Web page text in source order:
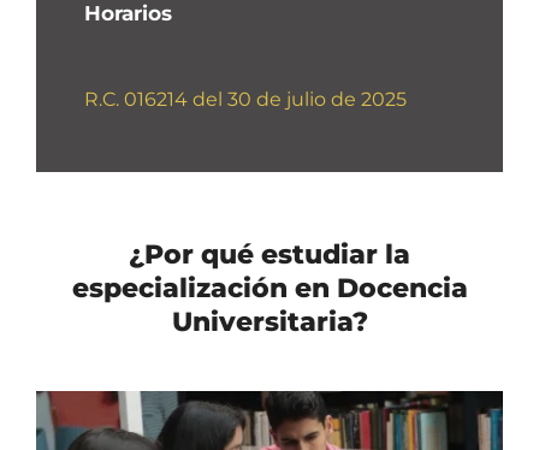
Horarios
R.C. 016214 del 30 de julio de 2025
¿Por qué estudiar la
especialización en Docencia
Universitaria?